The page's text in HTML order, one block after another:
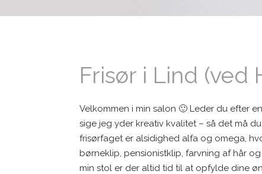
Frisør i Lind (ved
Velkommen i min salon 🙂 Leder du efter
sige jeg yder kreativ kvalitet – så det må
frisørfaget er alsidighed alfa og omega,
børneklip, pensionistklip, farvning af hår
min stol er der altid tid til at opfylde dine